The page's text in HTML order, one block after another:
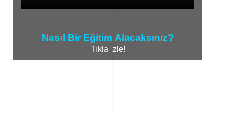
Nasıl Bir Eğitim Alacaksınız?
Tıkla İzle!